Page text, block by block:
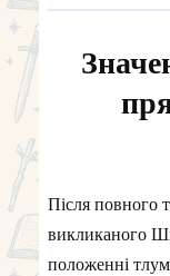
Після повного
викликаного
положенні